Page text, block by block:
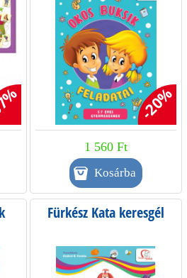
-20%
1 560 Ft
Fürkész Kata keresgél